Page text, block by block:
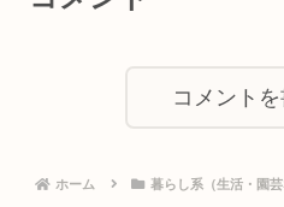
コメント
ホーム 暮らし系（生活・園芸